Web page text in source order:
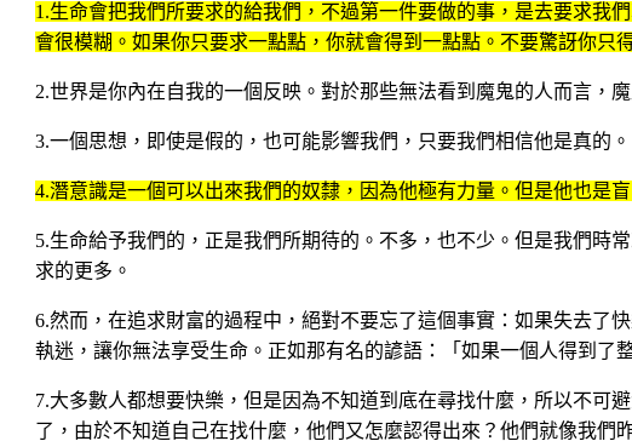
1.生命會把我們所要求的給我們，不過第一件要做的事，是去要求我們
會很模糊。如果你只要求一點點，你就會得到一點點。 不要驚訝你只
2.世界是你內在自我的一個反映。對於那些無法看到魔鬼的人而言，魔
3.一個思想，即使是假的，也可能影響我們，只要我們相信他是真的。
4.潛意識是一個可以出來我們的奴隸，因為他極有力量。但是他也是
5.生命給予我們的，正是我們所期待的。不多，也不少。但是我們時
求的更多。
6.然而，在追求財富的過程中，絕對不要忘了這個事實：如果失去了
執迷，讓你無法享受生命。 正如那有名的諺語：「如果一個人得到了
7.大多數人都想要快樂，但是因為不知道到底在尋找什麼，所以不可
了，由於不知道自己在找什麼，他們又怎麼認得出來？他們就像我們